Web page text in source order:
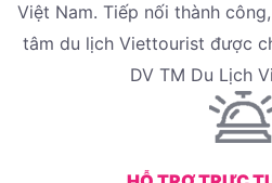
Việt Nam. Tiếp nối thành
tâm du lịch Viettourist được
DV TM Du Lịch